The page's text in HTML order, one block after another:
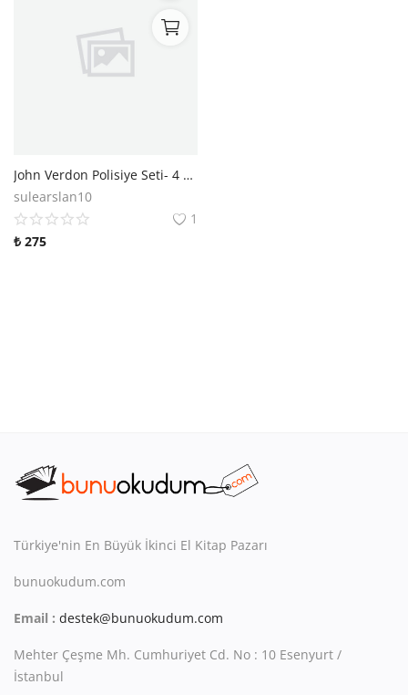
John Verdon Polisiye Seti- 4 Kitap
sulearslan10
1
₺ 275
Türkiye'nin En Büyük İkinci El Kitap Pazarı
bunuokudum.com
Email : destek@bunuokudum.com
Mehter Çeşme Mh. Cumhuriyet Cd. No : 10 Esenyurt /
İstanbul